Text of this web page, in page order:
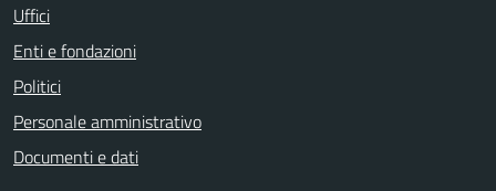
Uffici
Enti e fondazioni
Politici
Personale amministrativo
Documenti e dati